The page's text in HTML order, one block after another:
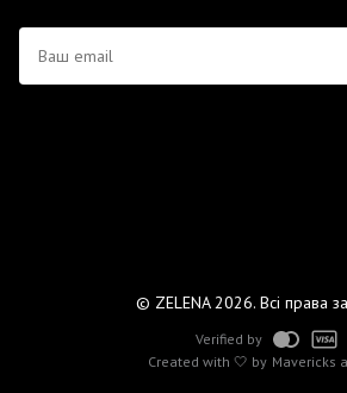
© ZELENA 2026. Всі права
Created with 🤍 by Mavericks
Verified by